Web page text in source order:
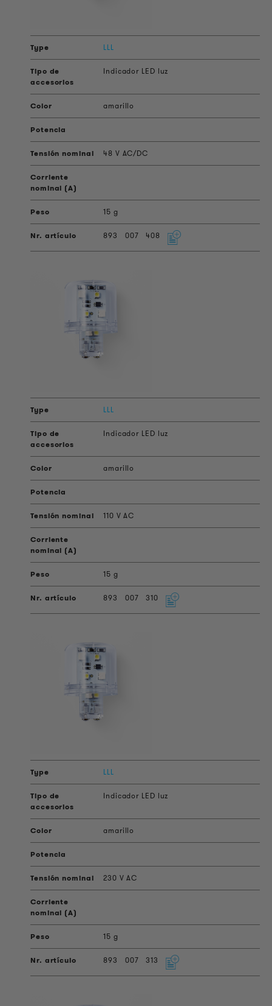
LLL
Indicador LED luz
amarillo
48 V AC/DC
15 g
893 007 408
LLL
Indicador LED luz
amarillo
110 V AC
15 g
893 007 310
LLL
Indicador LED luz
amarillo
230 V AC
15 g
893 007 313